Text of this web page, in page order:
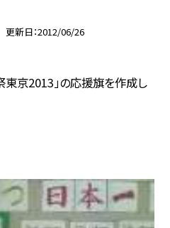
更新日 2012/06/26
東京2013」の応援旗を作成し